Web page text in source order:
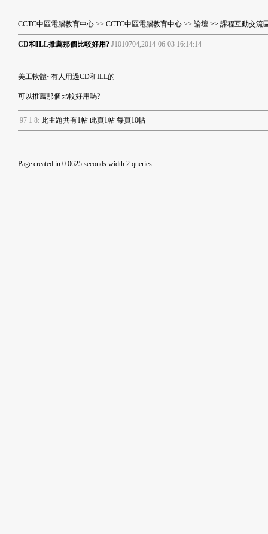
CCTC中區電腦教育中心 >> CCTC中區電腦教育中心 >> 論壇 >> 課程互動交流
CD和ILL推薦那個比較好用? J1010704,2014-06-03 16:14:14
美工軟體~有人用過CD和ILL的
可以推薦那個比較好用嗎?
97 1 8: 此主題共有1帖 此頁1帖 每頁10帖
Page created in 0.0625 seconds width 2 queries.